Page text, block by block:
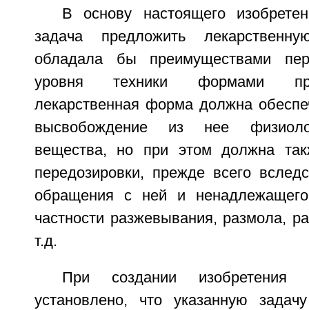
В основу настоящего
задача предложить
обладала бы преимуществами
уровня техники формами
лекарственная форма должна
высвобождение из нее
вещества, но при этом должна
передозировки, прежде всего
обращения с ней и
частности разжевывания, размола,
т.д.
При создании изобретения
установлено, что указанную